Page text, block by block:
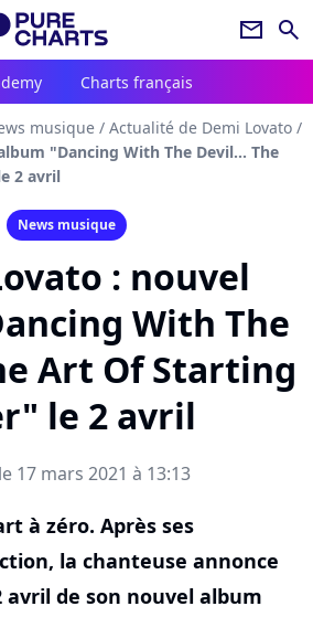
newsletter search
Charts français
musique / Actualité de Demi Lovato /
"Dancing With The Devil... The
2 avril
News musique
: nouvel
With The
Art Of Starting
le 2 avril
17 mars 2021 à 13:13
à zéro. Après ses
la chanteuse annonce
de son nouvel album